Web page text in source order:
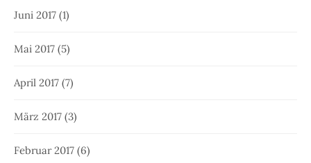
Juni 2017 (1)
Mai 2017 (5)
April 2017 (7)
März 2017 (3)
Februar 2017 (6)